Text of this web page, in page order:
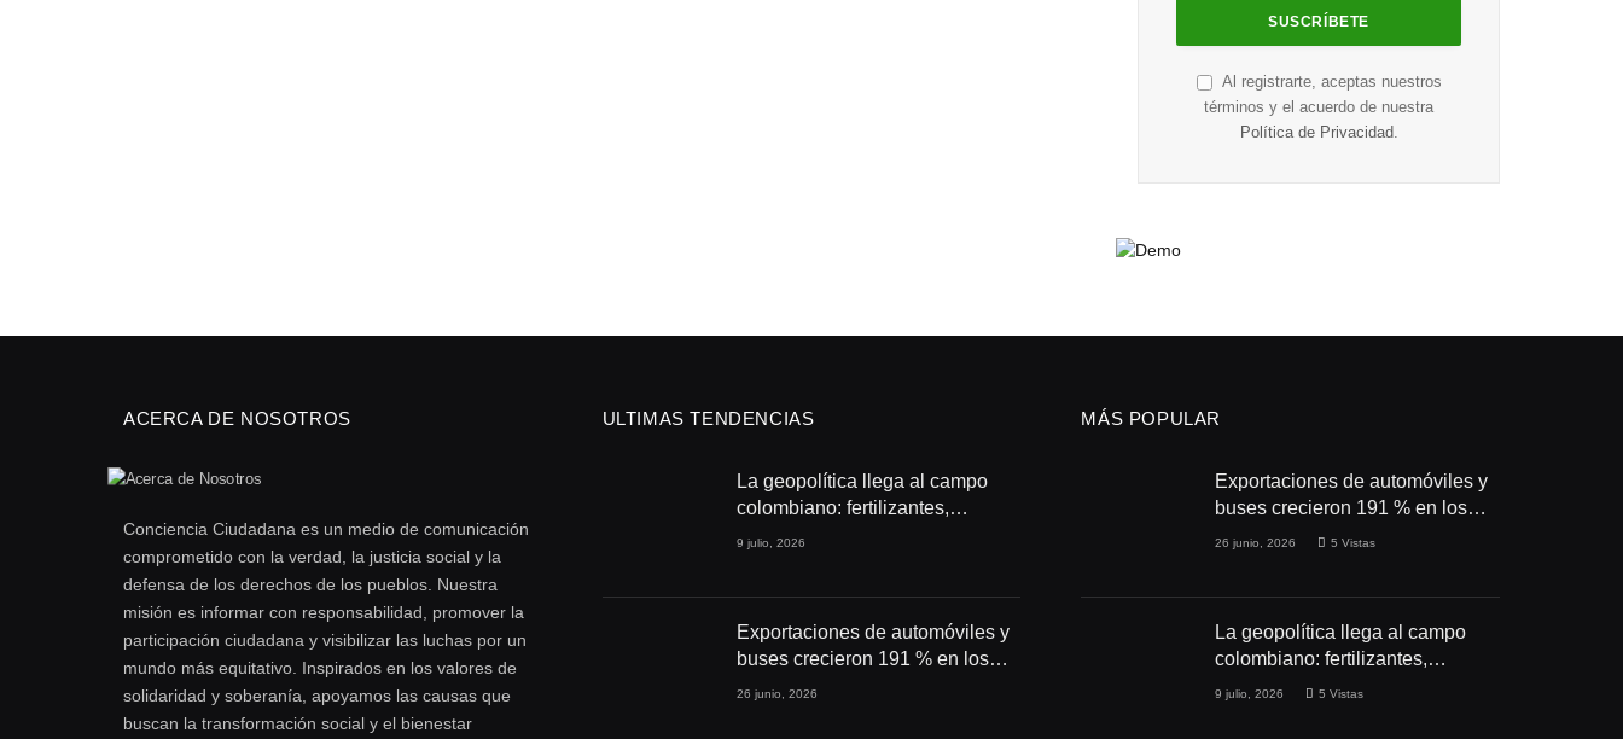
Al registrarte, aceptas nuestros
términos y el acuerdo de nuestra
Política de Privacidad
ACERCA DE NOSOTROS
Conciencia Ciudadana es un medio de comunicación
comprometido con la verdad, la justicia social y la
defensa de los derechos de los pueblos. Nuestra
misión es informar con responsabilidad, promover la
participación ciudadana y visibilizar las luchas por un
mundo más equitativo. Inspirados en los valores de
solidaridad y soberanía, apoyamos las causas que
buscan la transformación social y el bienestar
ULTIMAS TENDENCIAS
La geopolítica llega al campo
colombiano: fertilizantes,
conflictos y seguridad
9 julio, 2026
Exportaciones de automóviles y
buses crecieron 191 % en los
primeros cuatro meses de 2026
26 junio, 2026
MÁS POPULAR
Exportaciones de automóviles y
buses crecieron 191 % en los
primeros cuatro meses de 2026
26 junio, 2026 5Vistas
La geopolítica llega al campo
colombiano: fertilizantes,
conflictos y seguridad
9 julio, 2026 5Vistas